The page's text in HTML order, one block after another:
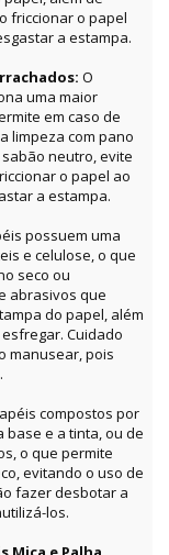
friccionar o papel
a estampa.
O
uma maior
em caso de
limpeza com pano
neutro, evite
o papel ao
a estampa.
possuem uma
e celulose, o que
seco ou
abrasivos que
do papel, além
Cuidado
manusear, pois
compostos por
base e a tinta, ou de
o que permite
evitando o uso de
fazer desbotar a
los.